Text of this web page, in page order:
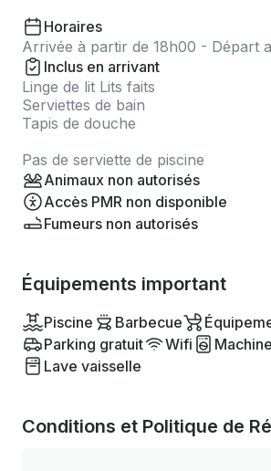
Horaires
Arrivée à partir de 18h00 - Départ
Inclus en arrivant
Linge de lit Lits faits
Serviettes de bain
Tapis de douche
Pas de serviette de piscine
Animaux non autorisés
Accès PMR non disponible
Fumeurs non autorisés
Équipements important
Piscine Barbecue
Parking gratuit
Wifi
Lave vaisselle
Conditions et Politique de